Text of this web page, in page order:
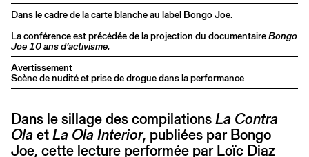
Dans le cadre de la carte blanche au label Bongo Joe.
La conférence est précédée de la projection du documentaireBongo
Joe 10 ans d’activisme.
Avertissement
Scène de nudité et prise de drogue dans la performance
Dans le sillage des compilationsLa Contra
OlaetLa Ola Interior, publiées par Bongo
Joe, cette lecture performée par Loïc Diaz